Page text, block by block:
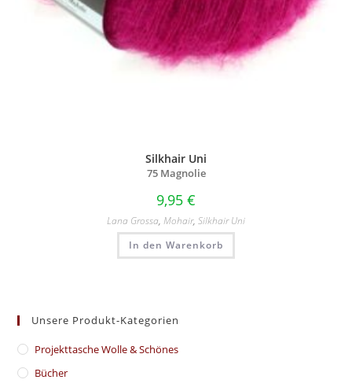
Silkhair Uni
75 Magnolie
9,95 €
Lana Grossa, Mohair, Silkhair Uni
In den Warenkorb
Unsere Produkt-Kategorien
​Projekttasche Wolle & Schönes
Bücher